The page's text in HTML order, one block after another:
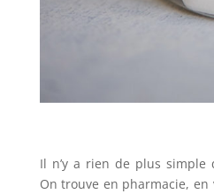
Il n’y a rien de plus simple
On trouve en pharmacie,